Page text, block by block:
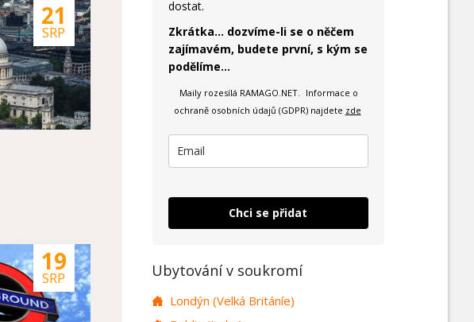
21
SRP
19
SRP
dostat.
Zkrátka... dozvíme-li se o něčem
zajímavém, budete první, s kým se
podělíme...
Maily rozesílá RAMAGO.NET. Informace o
ochraně osobních údajů (GDPR) najdete zde
Chci se přidat
Ubytování v soukromí
Londýn (Velká Británíe)